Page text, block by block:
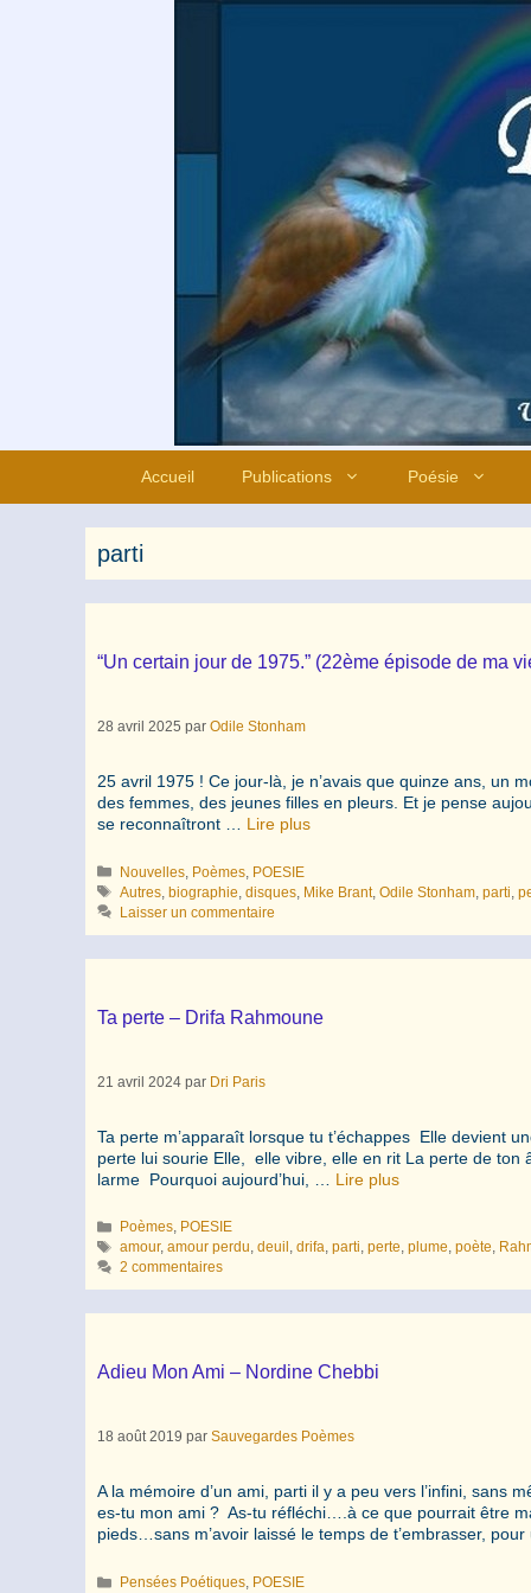
Accueil Publications Poésie
parti
“Un certain jour de 1975.” (22ème épisode de ma
28 avril 2025 par Odile Stonham
25 avril 1975 ! Ce jour-là, je n’avais que quinze ans, un
des femmes, des jeunes filles en pleurs. Et je pense
se reconnaîtront … Lire plus
Catégories
Nouvelles Poèmes POESIE
Étiquettes
Autres ,biographie ,disques Mike Brant,Odile Stonham ,parti ,
Laisser un commentaire
Ta perte – Drifa Rahmoune
21 avril 2024 par Dri Paris
Ta perte m’apparaît lorsque tu t’échappes Elle devient
perte lui sourie Elle, elle vibre, elle en rit La perte de
larme Pourquoi aujourd’hui, … Lire plus
Catégories
Poèmes, POESIE
Étiquettes
amour,amour perdu,deuil ,drifa,parti,perte,plume,poète,
2 commentaires
Adieu Mon Ami – Nordine Chebbi
18 août 2019 par Sauvegardes Poèmes
A la mémoire d’un ami, parti il y a peu
es-tu mon ami ? As-tu réfléchi….à ce que pourrait être
pieds…sans m’avoir laissé le temps de t’embrasser,
Catégories
Pensées Poétiques, POESIE